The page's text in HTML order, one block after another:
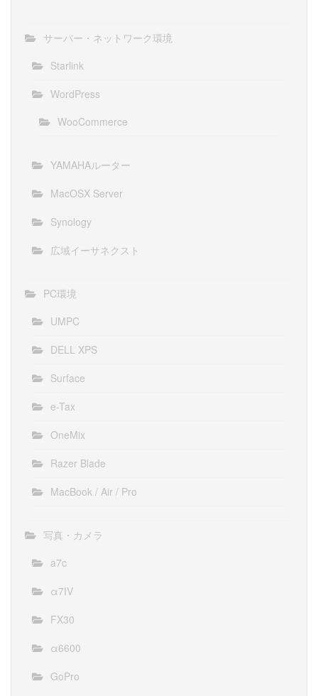
サーバー・ネットワーク環境
Starlink
WordPress
WooCommerce
YAMAHAルーター
MacOSX Server
Synology
広域イーサネクスト
PC環境
UMPC
DELL XPS
Surface
e-Tax
OneMix
Razer Blade
MacBook / Air / Pro
写真・カメラ
a7c
α7IV
FX30
α6600
GoPro